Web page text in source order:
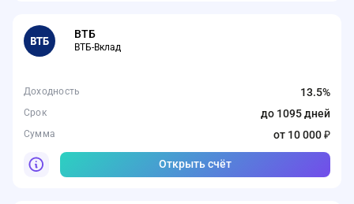
ВТБ
ВТБ-Вклад
Доходность 13.5%
Срок до 1095 дней
Сумма от 10 000 ₽
Открыть счёт